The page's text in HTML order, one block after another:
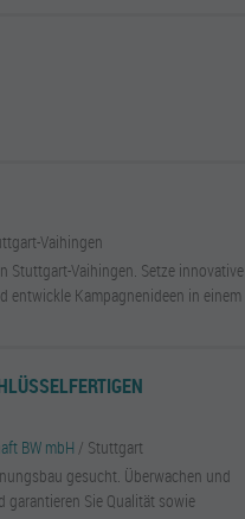
Vaihingen
Vaihingen. Setze innovative
Kampagnenideen in einem
BW mbH / Stuttgart
gesucht. Überwachen und
garantieren Sie Qualität sowie